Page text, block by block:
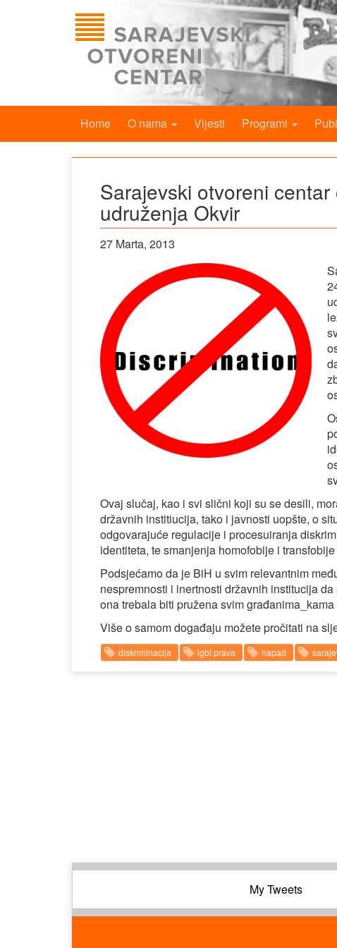
Home O nama Vijesti Programi
Sarajevski otvoreni
udruženja Okvir
27 Marta, 2013
Ovaj slučaj, kao i svi slični koji su se desili,
državnih institiucija, tako i javnosti uopšte, o
odgovarajuće regulacije i procesuiranja
identiteta, te smanjenja homofobije i
Podsjećamo da je BiH u svim relevantnim
nespremnosti i inertnosti državnih institucija
ona trebala biti pružena svim građanima_kama
Više o samom događaju možete pročitati na
diskriminacija lgbt prava napad
My Tweets